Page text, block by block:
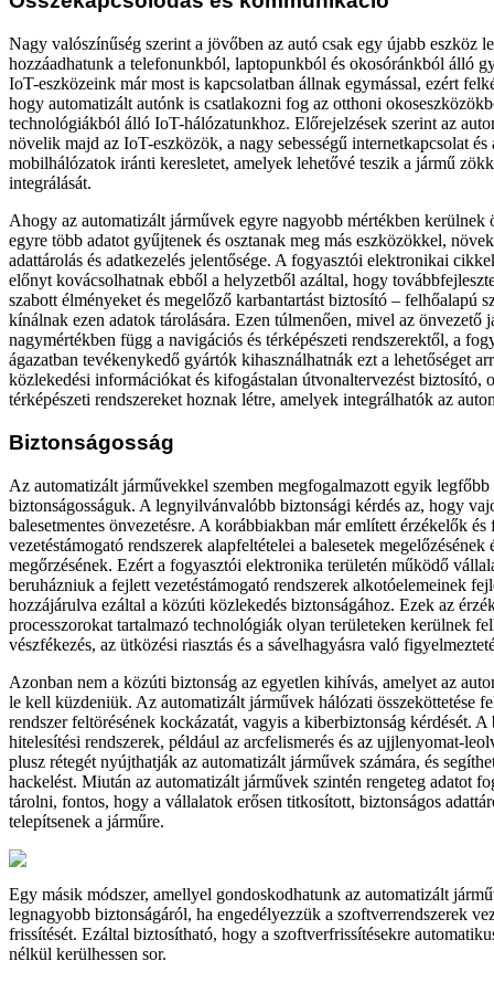
Nagy valószínűség szerint a jövőben az autó csak egy újabb eszköz
hozzáadhatunk a telefonunkból, laptopunkból és okosóránkból álló
IoT-eszközeink már most is kapcsolatban állnak egymással, ezért
hogy automatizált autónk is csatlakozni fog az otthoni
technológiákból álló IoT-hálózatunkhoz. Előrejelzések szerint az
növelik majd az IoT-eszközök, a nagy sebességű internetkapcsolat és
mobilhálózatok iránti keresletet, amelyek lehetővé teszik a jármű
integrálását.
Ahogy az automatizált járművek egyre nagyobb mértékben kerülnek
egyre több adatot gyűjtenek és osztanak meg más eszközökkel,
adattárolás és adatkezelés jelentősége. A fogyasztói elektronikai
előnyt kovácsolhatnak ebből a helyzetből azáltal, hogy
szabott élményeket és megelőző karbantartást biztosító – felhőalapú
kínálnak ezen adatok tárolására. Ezen túlmenően, mivel az önvezető
nagymértékben függ a navigációs és térképészeti rendszerektől, a
ágazatban tevékenykedő gyártók kihasználhatnák ezt a lehetőséget
közlekedési információkat és kifogástalan útvonaltervezést biztosító,
térképészeti rendszereket hoznak létre, amelyek integrálhatók az
Biztonságosság
Az automatizált járművekkel szemben megfogalmazott egyik legfőbb
biztonságosságuk. A legnyilvánvalóbb biztonsági kérdés az, hogy
balesetmentes önvezetésre. A korábbiakban már említett érzékelők és
vezetéstámogató rendszerek alapfeltételei a balesetek megelőzésének
megőrzésének. Ezért a fogyasztói elektronika területén működő
beruházniuk a fejlett vezetéstámogató rendszerek alkotóelemeinek
hozzájárulva ezáltal a közúti közlekedés biztonságához. Ezek az
processzorokat tartalmazó technológiák olyan területeken kerülnek
vészfékezés, az ütközési riasztás és a sávelhagyásra való
Azonban nem a közúti biztonság az egyetlen kihívás, amelyet az
le kell küzdeniük. Az automatizált járművek hálózati összeköttetése
rendszer feltörésének kockázatát, vagyis a kiberbiztonság kérdését.
hitelesítési rendszerek, például az arcfelismerés és az ujjlenyomat-
plusz rétegét nyújthatják az automatizált járművek számára, és
hackelést. Miután az automatizált járművek szintén rengeteg adatot
tárolni, fontos, hogy a vállalatok erősen titkosított, biztonságos
telepítsenek a járműre.
Egy másik módszer, amellyel gondoskodhatunk az automatizált
legnagyobb biztonságáról, ha engedélyezzük a szoftverrendszerek
frissítését. Ezáltal biztosítható, hogy a szoftverfrissítésekre
nélkül kerülhessen sor.